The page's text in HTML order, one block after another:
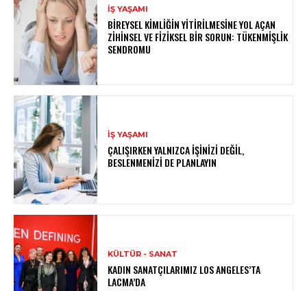
İŞ YAŞAMI
BIREYSEL KIMLIĞIN YITIRILMESINE YOL AÇAN
ZIHINSEL VE FIZIKSEL BIR SORUN: TÜKENMIŞLIK
SENDROMU
İŞ YAŞAMI
ÇALIŞIRKEN YALNIZCA İŞINIZI DEĞIL,
BESLENMENIZI DE PLANLAYIN
KÜLTÜR - SANAT
KADIN SANATÇILARIMIZ LOS ANGELES’TA
LACMA’DA